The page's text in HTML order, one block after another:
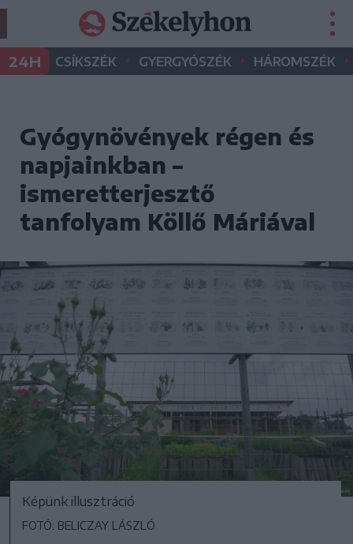
24H CSÍKSZÉK • GYERGYÓSZÉK • HÁROMSZÉK •
Gyógynövények régen és
napjainkban –
ismeretterjesztő
tanfolyam Köllő Máriával
Képünk illusztráció
FOTÓ: BELICZAY LÁSZLÓ